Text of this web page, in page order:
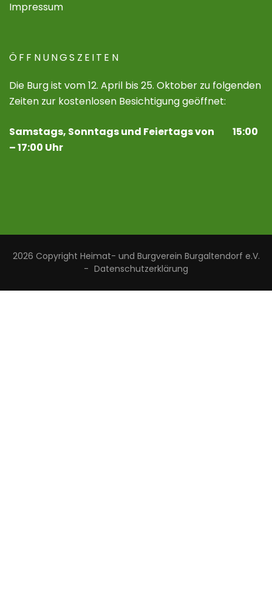
Impressum
ÖFFNUNGSZEITEN
Die Burg ist vom 12. April bis 25. Oktober zu folgenden
Zeiten zur kostenlosen Besichtigung geöffnet:
Samstags, Sonntags und Feiertags von 15:00
– 17:00 Uhr
2026 Copyright Heimat- und Burgverein Burgaltendorf e.V.
- Datenschutzerklärung